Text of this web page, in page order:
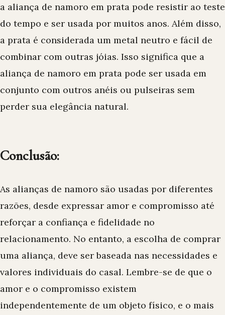
a aliança de namoro em prata pode resistir ao teste
do tempo e ser usada por muitos anos. Além disso,
a prata é considerada um metal neutro e fácil de
combinar com outras jóias. Isso significa que a
aliança de namoro em prata pode ser usada em
conjunto com outros anéis ou pulseiras sem
perder sua elegância natural.
Conclusão:
As alianças de namoro são usadas por diferentes
razões, desde expressar amor e compromisso até
reforçar a confiança e fidelidade no
relacionamento. No entanto, a escolha de comprar
uma aliança, deve ser baseada nas necessidades e
valores individuais do casal. Lembre-se de que o
amor e o compromisso existem
independentemente de um objeto físico, e o mais